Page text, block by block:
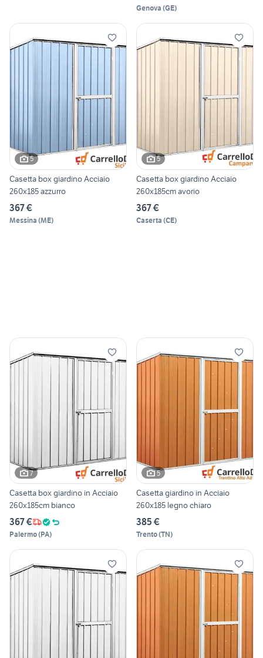
Genova (GE)
5
Casetta box giardino Acciaio
260x185 azzurro
367 €
Messina (ME)
5
Casetta box giardino Acciaio
260x185cm avorio
367 €
Caserta (CE)
7
Casetta box giardino in Acciaio
260x185cm bianco
367 €
Palermo(PA)
5
Casetta giardino in Acciaio
260x185 legno chiaro
385 €
Trento(TN)